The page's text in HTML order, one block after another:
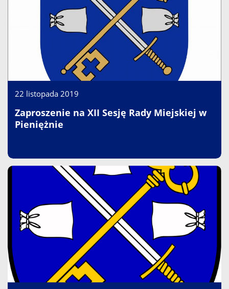
22 listopada 2019
Zaproszenie na XII Sesję Rady Miejskiej w
Pieniężnie